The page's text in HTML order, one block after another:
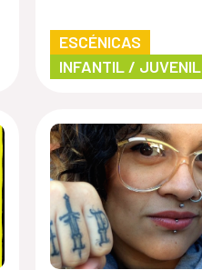
ESCÉNICAS
INFANTIL / JUVENIL